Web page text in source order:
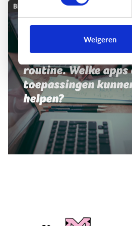
Weigeren
Bijzonder digitaal
Mijn kind heeft
met planning,
organisatie of
routine. Welke apps
toepassingen
helpen?